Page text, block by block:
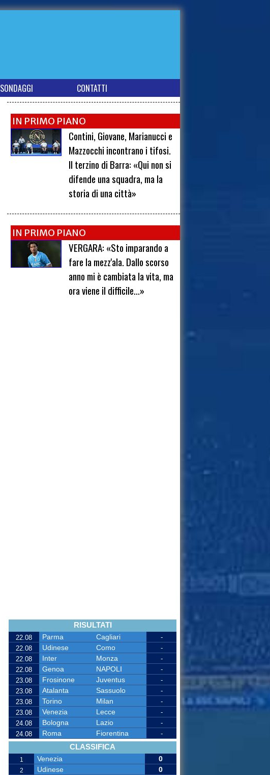
SONDAGGI CONTATTI
IN PRIMO PIANO
Contini, Giovane, Marianucci e
Mazzocchi incontrano i tifosi.
Il terzino di Barra: «Qui non si
difende una squadra, ma la
storia di una città»
IN PRIMO PIANO
VERGARA: «Sto imparando a
fare la mezz'ala. Dallo scorso
anno mi è cambiata la vita, ma
ora viene il difficile...»
RISULTATI
22.08 Parma Cagliari
-
22.08
Udinese Como
-
22.08
Inter Monza
-
22.08
Genoa NAPOLI
-
23.08
Frosinone Juventus
-
23.08
Atalanta Sassuolo
-
23.08
Torino Milan
-
23.08
Venezia Lecce
-
24.08
Bologna Lazio
-
24.08
Roma Fiorentina -
CLASSIFICA
1 Venezia 0
2 Udinese 0